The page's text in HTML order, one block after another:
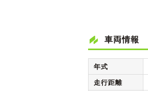
車両情報
年式
走行距離